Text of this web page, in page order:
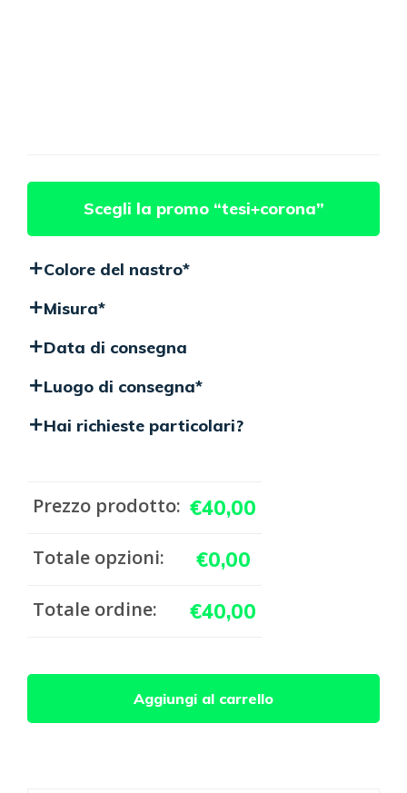
Scegli la promo “tesi+corona”
Colore del nastro*
Misura*
Data di consegna
Luogo di consegna*
Hai richieste particolari?
Prezzo prodotto: €40,00
Totale opzioni: €0,00
Totale ordine: €40,00
Aggiungi al carrello